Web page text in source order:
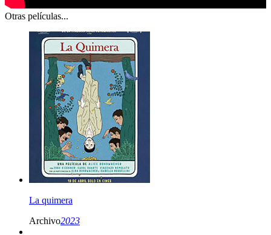
Otras películas...
La quimera
Archivo2023